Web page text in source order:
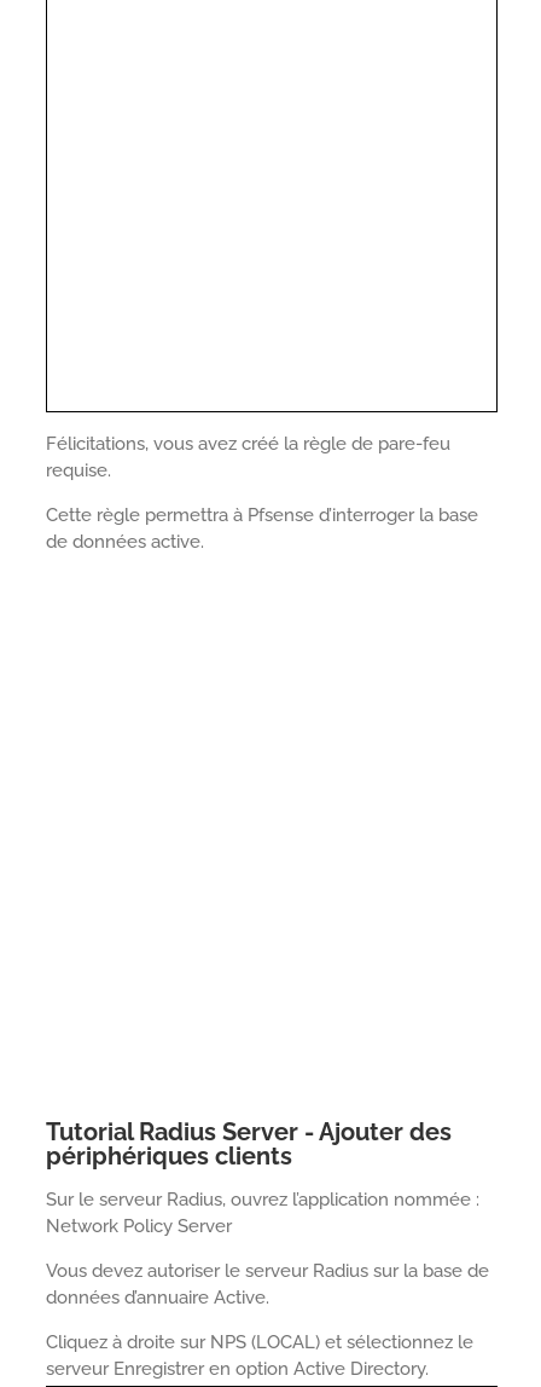
Félicitations, vous avez créé la règle de pare-feu
requise.
Cette règle permettra à Pfsense d’interroger la base
de données active.
Tutorial Radius Server - Ajouter des
périphériques clients
Sur le serveur Radius, ouvrez l’application nommée :
Network Policy Server
Vous devez autoriser le serveur Radius sur la base de
données d’annuaire Active.
Cliquez à droite sur NPS (LOCAL) et sélectionnez le
serveur Enregistrer en option Active Directory.